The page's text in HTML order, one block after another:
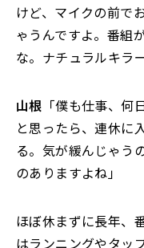
けど、マイクの前で
ゃうんですよ。番組
な。ナチュラルキラ
山根 「僕も仕事、何
と思ったら、連休に
る。気が緩んじゃう
のありますよね」
ほぼ休まずに長年、
はランニングやタッ